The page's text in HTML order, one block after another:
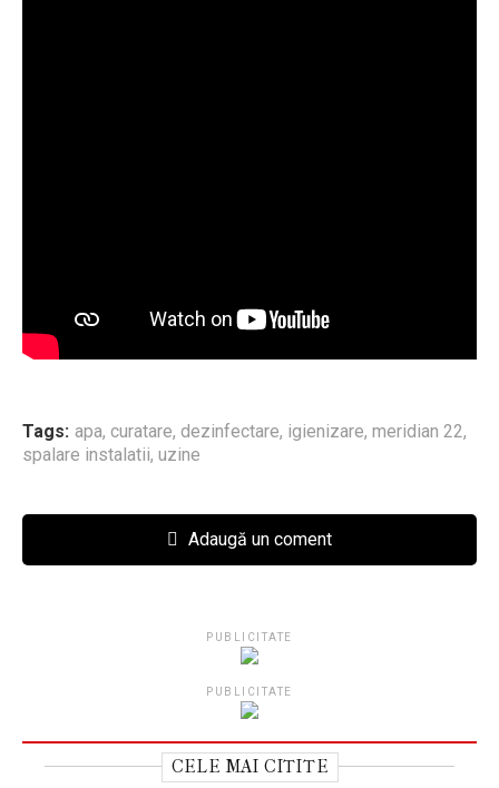
Tags: apa, curatare, dezinfectare, igienizare, meridian 22,
spalare instalatii, uzine
Adaugă un coment
PUBLICITATE
PUBLICITATE
CELE MAI CITITE